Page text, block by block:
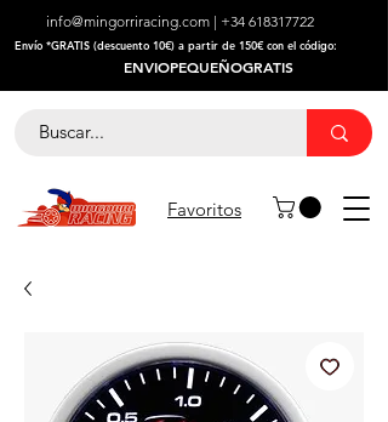
info@mingorriracing.com | +34 618317722
​Envío *GRATIS (descuento 10€) a partir de 150€ con el código:
ENVIOPEQUEÑOGRATIS
Favoritos